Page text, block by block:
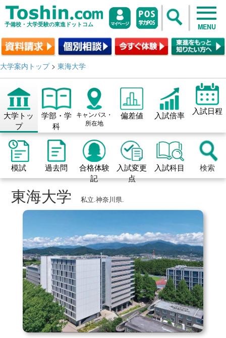
予備校・大学受験の東進ドットコム MENU
大学案内トップ> 東海大学
大学トッ
プ
学部・学
科
キャンパス・
所在地
偏差値 入試倍率 入試日程
模試 過去問
合格体験
記
入試変更
点
入試科目 検索
東海大学 私立.神奈川県.